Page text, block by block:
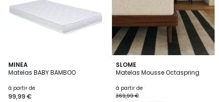
MINEA
Matelas BABY BAMBOO
à partir de
99,99 €
SLOME
Matelas Mousse Octaspring
à partir de
369,99 €